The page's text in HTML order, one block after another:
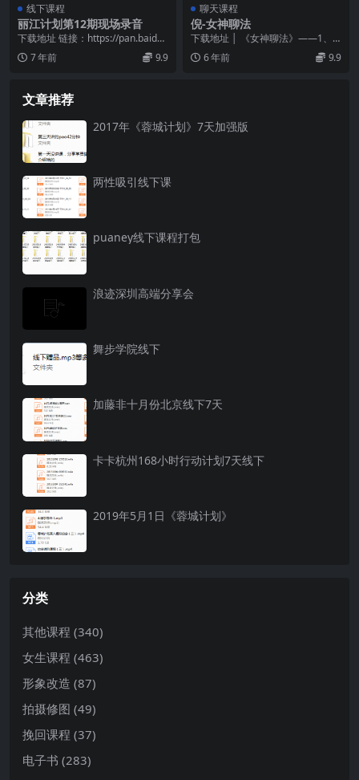
线下课程
丽江计划第12期现场录音
下载地址 链接：https://pan.baidu.
com/s/1UcCfRDP...
7 年前 9.9
聊天课程
倪-女神聊法
下载地址 │ 《女神聊法》——1、
科学的追求女生.mp4 │ 《女神聊
法》——2...
6 年前 9.9
文章推荐
2017年《蓉城计划》7天加强版
两性吸引线下课
puaney线下课程打包
浪迹深圳高端分享会
舞步学院线下
加藤非十月份北京线下7天
卡卡杭州168小时行动计划7天线下
2019年5月1日《蓉城计划》
分类
其他课程 (340)
女生课程 (463)
形象改造 (87)
拍摄修图 (49)
挽回课程 (37)
电子书 (283)